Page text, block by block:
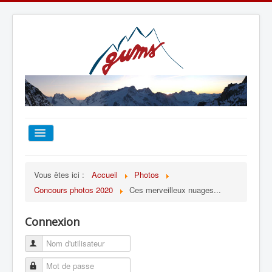
TOUT SUR LE GUMS
ESCALADE
ALPINISME
Vous êtes ici : Accueil
Photos
Concours photos 2020
Ces merveilleux nuages...
Connexion